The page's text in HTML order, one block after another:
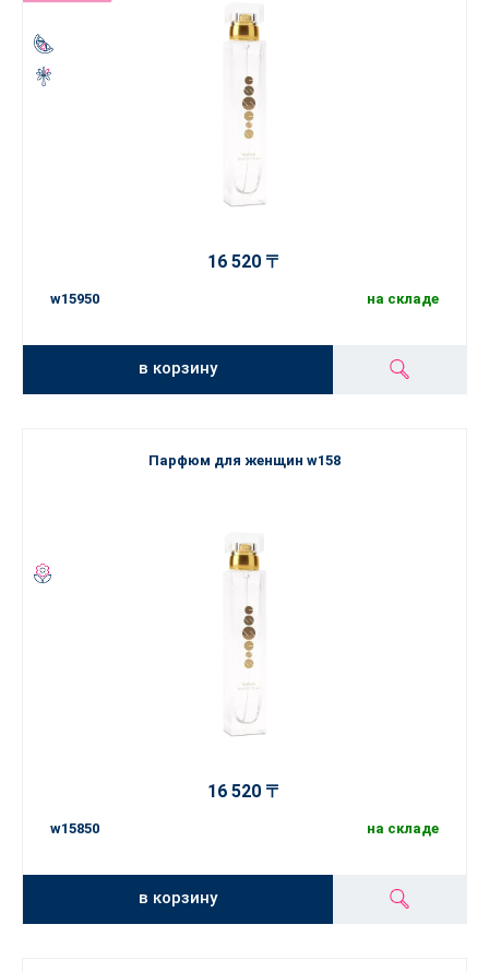
16 520 〒
w15950 на складе
в корзину
Парфюм для женщин w158
16 520 〒
w15850 на складе
в корзину